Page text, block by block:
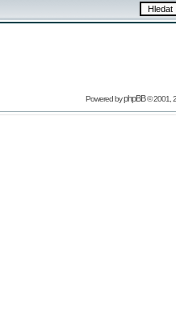
Powered byphpBB© 2001,